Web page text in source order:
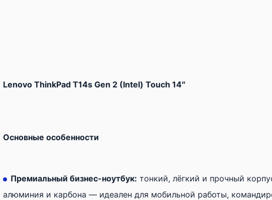
Touch
Чёрный
Lenovo ThinkPad T14s Gen 2 (Intel) Touch 14″
Основные особенности
Премиальный бизнес-ноутбук: тонкий, лёгкий и прочный
алюминия и карбона — идеален для мобильной работы,